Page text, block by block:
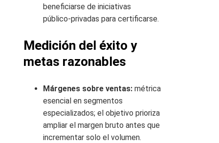
beneficiarse de iniciativas
público‑privadas para certificarse.
Medición del éxito y
metas razonables
Márgenes sobre ventas: métrica
esencial en segmentos
especializados; el objetivo prioriza
ampliar el margen bruto antes que
incrementar solo el volumen.